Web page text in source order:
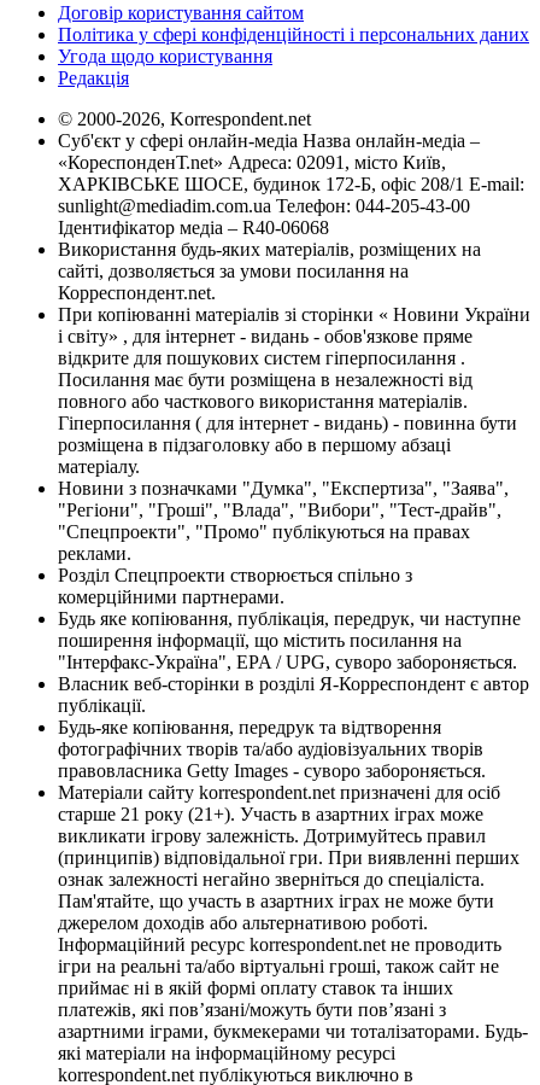
Договір користування сайтом
Політика у сфері конфіденційності і персональних даних
Угода щодо користування
Редакція
© 2000-2026, Korrespondent.net
Суб'єкт у сфері онлайн-медіа Назва онлайн-медіа –
«КореспонденТ.net» Адреса: 02091, місто Київ,
ХАРКІВСЬКЕ ШОСЕ, будинок 172-Б, офіс 208/1 E-mail:
sunlight@mediadim.com.ua Телефон: 044-205-43-00
Ідентифікатор медіа – R40-06068
Використання будь-яких матеріалів, розміщених на
сайті, дозволяється за умови посилання на
Корреспондент.net.
При копіюванні матеріалів зі сторінки « Новини України
і світу» , для інтернет - видань - обов'язкове пряме
відкрите для пошукових систем гіперпосилання .
Посилання має бути розміщена в незалежності від
повного або часткового використання матеріалів.
Гіперпосилання ( для інтернет - видань) - повинна бути
розміщена в підзаголовку або в першому абзаці
матеріалу.
Новини з позначками "Думка", "Експертиза", "Заява",
"Регіони", "Гроші", "Влада", "Вибори", "Тест-драйв",
"Спецпроекти", "Промо" публікуються на правах
реклами.
Розділ Спецпроекти створюється спільно з
комерційними партнерами.
Будь яке копіювання, публікація, передрук, чи наступне
поширення інформації, що містить посилання на
"Інтерфакс-Україна", EPA / UPG, суворо забороняється.
Власник веб-сторінки в розділі Я-Корреспондент є автор
публікації.
Будь-яке копіювання, передрук та відтворення
фотографічних творів та/або аудіовізуальних творів
правовласника Getty Images - суворо забороняється.
Матеріали сайту korrespondent.net призначені для осіб
старше 21 року (21+). Участь в азартних іграх може
викликати ігрову залежність. Дотримуйтесь правил
(принципів) відповідальної гри. При виявленні перших
ознак залежності негайно зверніться до спеціаліста.
Пам'ятайте, що участь в азартних іграх не може бути
джерелом доходів або альтернативою роботі.
Інформаційний ресурс korrespondent.net не проводить
ігри на реальні та/або віртуальні гроші, також сайт не
приймає ні в якій формі оплату ставок та інших
платежів, які пов’язані/можуть бути пов’язані з
азартними іграми, букмекерами чи тоталізаторами. Будь-
які матеріали на інформаційному ресурсі
korrespondent.net публікуються виключно в